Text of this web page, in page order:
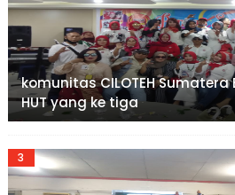
komunitas CILOTEH
HUT yang ke tiga